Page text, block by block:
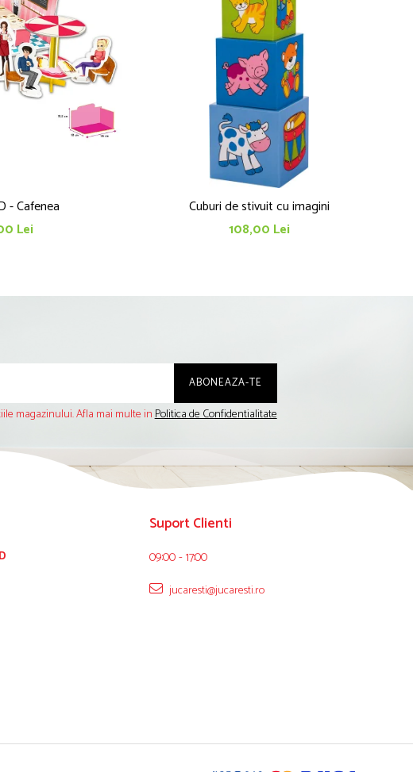
- Cafenea
Lei
Cuburi de stivuit cu imagini
108,00 Lei
magazinului. Afla mai multe inPolitica de Confidentialitate
Suport Clienti
09:00 - 17:00
jucaresti@jucaresti.ro